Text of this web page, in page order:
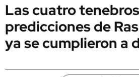
Las cuatro
predicciones de
ya se cumplieron a